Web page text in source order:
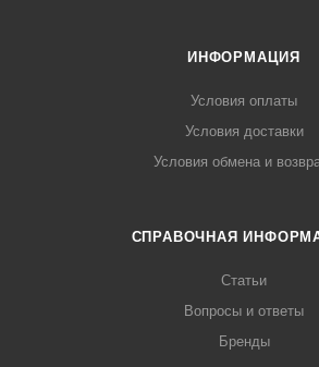
ИНФОРМАЦИЯ
Условия оплаты
Условия доставки
Условия обмена и
СПРАВОЧНАЯ
Статьи
Вопросы и ответы
Бренды